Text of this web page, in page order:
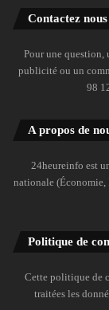
Contactez nous
Pour une question,
publicité ou un
98
A propos de
24heureinfo est
nationale (Économie,
Politique de
Cette politique de
traitées les